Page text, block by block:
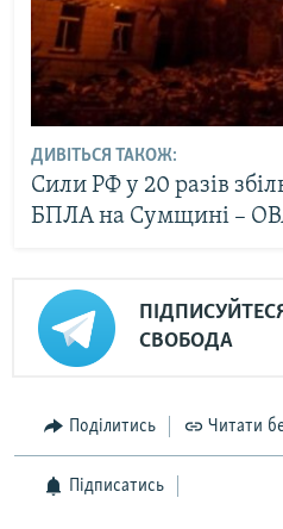
ДИВІТЬСЯ ТАКОЖ:
Сили РФ у 20 разів
БПЛА на Сумщині –
СВОБОДА
Поділитись Читати
Підписатись